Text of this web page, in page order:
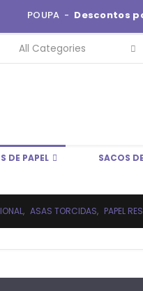
POUPA - Descontos
DE PAPEL
SACOS
, ASAS TORCIDAS, PAPEL